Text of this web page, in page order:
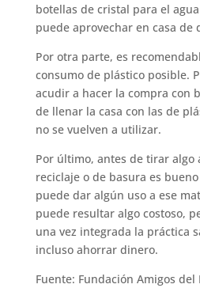
botellas de cristal para el
puede aprovechar en casa de
Por otra parte, es
consumo de plástico posible.
acudir a hacer la compra con
de llenar la casa con las de
no se vuelven a utilizar.
Por último, antes de tirar algo
reciclaje o de basura es
puede dar algún uso a ese
puede resultar algo costoso,
una vez integrada la práctica
incluso ahorrar dinero.
Fuente: Fundación Amigos del